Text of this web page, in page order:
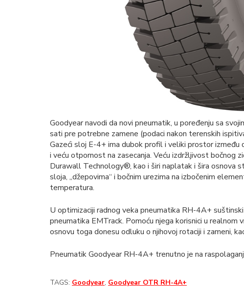
Goodyear navodi da novi pneumatik, u poređenju sa
sati pre potrebne zamene (podaci nakon terenskih
Gazeći sloj E-4+ ima dubok profil i veliki prostor između
i veću otpornost na zasecanja. Veću izdržljivost bočnog
Durawall Technology®, kao i širi naplatak i šira osnova
sloja, „džepovima“ i bočnim urezima na izbočenim
temperatura.
U optimizaciji radnog veka pneumatika RH-4A+
pneumatika EMTrack. Pomoću njega korisnici u
osnovu toga donesu odluku o njihovoj rotaciji i zameni,
Pneumatik Goodyear RH-4A+ trenutno je na
TAGS: Goodyear, Goodyear OTR RH-4A+